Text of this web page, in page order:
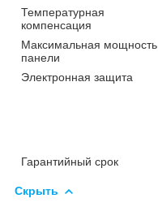
Температурная
компенсация
Максимальная мощность
панели
Электронная защита
Гарантийный срок
Скрыть